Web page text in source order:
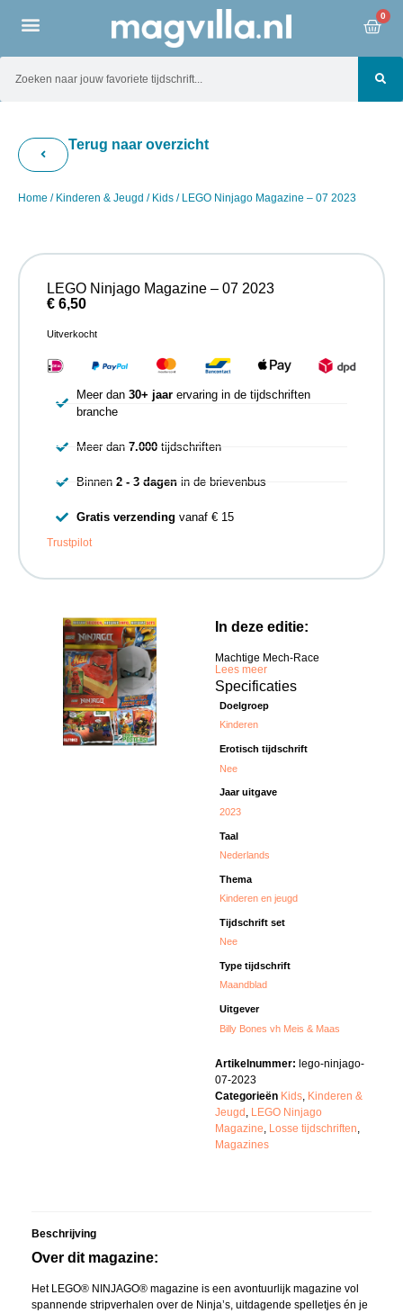
0
Terug naar overzicht
Home / Kinderen & Jeugd / Kids / LEGO Ninjago Magazine – 07 2023
In deze editie:
Machtige Mech-Race
Lees meer
Specificaties
Doelgroep
Kinderen
Erotisch tijdschrift
Nee
Jaar uitgave
2023
Taal
Nederlands
Thema
Kinderen en jeugd
Tijdschrift set
Nee
Type tijdschrift
Maandblad
Uitgever
Billy Bones vh Meis & Maas
Artikelnummer: lego-ninjago-
07-2023
Categorieën Kids, Kinderen &
Jeugd , LEGO Ninjago
Magazine, Losse tijdschriften,
Magazines
Beschrijving
Over dit magazine:
Het LEGO® NINJAGO® magazine is een avontuurlijk magazine vol
spannende stripverhalen over de Ninja’s, uitdagende spelletjes én je
LEGO Ninjago Magazine – 07 2023
€ 6,50
Uitverkocht
Meer dan 30+ jaarervaring in de tijdschriften
branche
Meer dan 7.000tijdschriften
Binnen 2 - 3 dagenin de brievenbus
Gratis verzending vanaf € 15
Trustpilot